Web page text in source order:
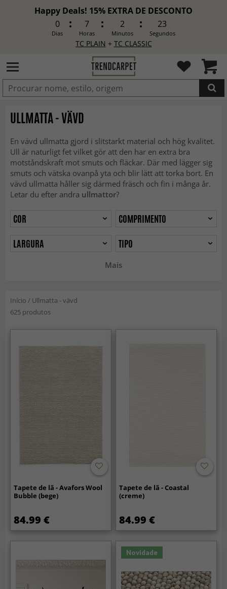
Happy Deals! 15% EXTRA DE DESCONTO
0
Dias
7
Horas
2
Minutos
21
Segundos
TC PLAIN + TC CLASSIC
ULLMATTA - VÄVD
En vävd ullmatta gjord i slitstarkt material och hög kvalitet.
Ull är naturligt fet vilket gör att den har en extra bra
motståndskraft mot smuts och fläckar. Där med lägger sig
smuts och vätska ovanpå yta och blir lätt att torka bort. En
vävd ullmatta håller sig därmed fräsch och fin i många år.
Letar du efter andra ullmattor?
Mais
COR
COMPRIMENTO
LARGURA
TIPO
Início / Ullmatta - vävd
625 produtos
Tapete de lã - Avafors Wool
Bubble (bege)
84.99 €
Tapete de lã - Coastal
(creme)
84.99 €
Novidade